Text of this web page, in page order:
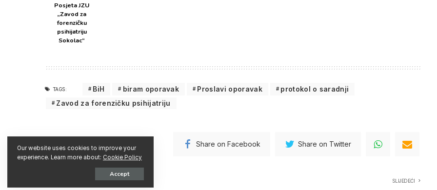
Posjeta JZU
„Zavod za
forenzičku
psihijatriju
Sokolac“
TAGS: BiH biram oporavak Proslavi oporavak
protokol o saradnji
Zavod za forenzičku psihijatriju
0 Share on Facebook Share on Twitter
SLIJEDEĆI
Our website uses cookies to improve your
experience. Learn more about: Cookie Policy
Accept